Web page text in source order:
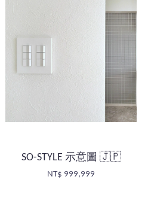
SO-STYLE 示意圖 🇯🇵
NT$ 999,999